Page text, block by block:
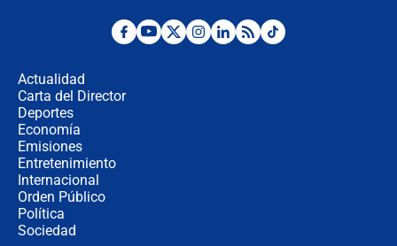
Posesión de Abelardo De La Espriella
Actualidad
Carta del Director
Deportes
Economía
Emisiones
Entretenimiento
Internacional
Orden Público
Política
Sociedad